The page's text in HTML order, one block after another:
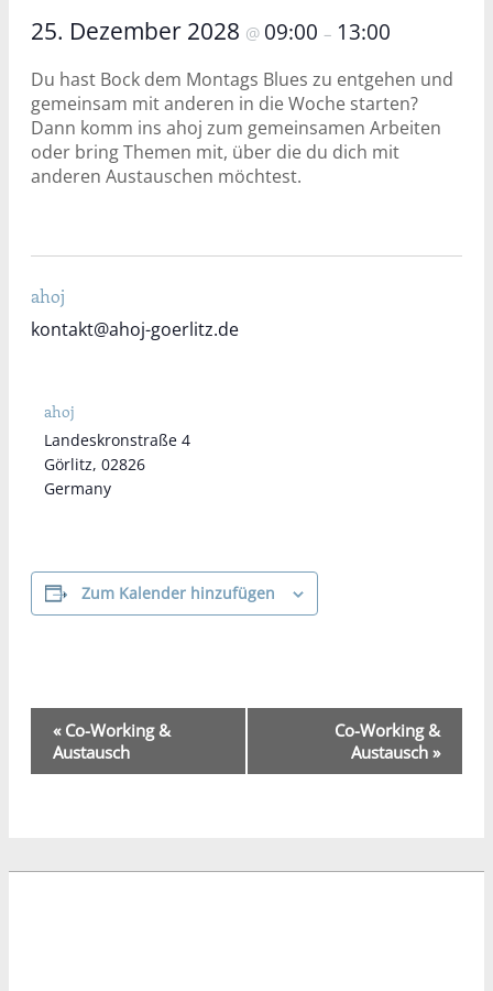
25. Dezember 2028 @ 09:00 – 13:00
Du hast Bock dem Montags Blues zu entgehen und
gemeinsam mit anderen in die Woche starten?
Dann komm ins ahoj zum gemeinsamen Arbeiten
oder bring Themen mit, über die du dich mit
anderen Austauschen möchtest.
ahoj
kontakt@ahoj-goerlitz.de
ahoj
Landeskronstraße 4
Görlitz, 02826
Germany
Zum Kalender hinzufügen
Veranstaltung-
Navigation
«Co-Working &
Austausch
Co-Working &
Austausch »